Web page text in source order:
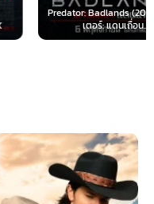
Predator: Badlands (2025) พรีเด
เตอร์: แดนเถื่อน...